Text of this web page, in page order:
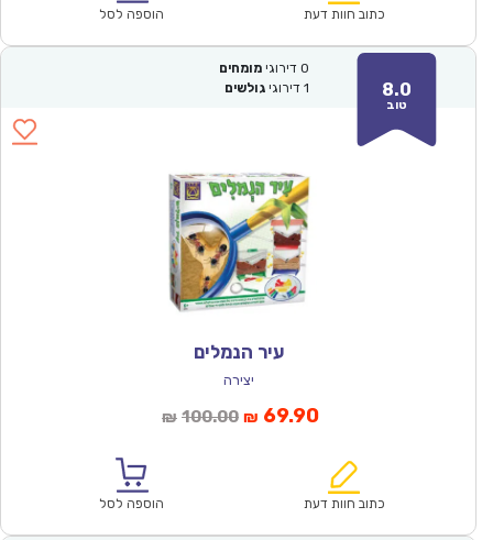
₪113.00.
כתוב חוות דעת הוספה לסל
8.0
טוב
0 דירוגי מומחים
1 דירוגי גולשים
עיר הנמלים
יצירה
₪ 100.00המחיר
₪100.00.
₪ 69.90המחיר
הוא:
כתוב חוות דעת הוספה לסל